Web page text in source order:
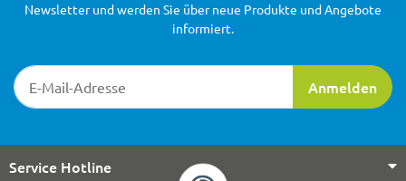
Newsletter-Registrierung
Anmelden
Newsletter und werden Sie über neue Produkte und Angebote
informiert.
Service Hotline